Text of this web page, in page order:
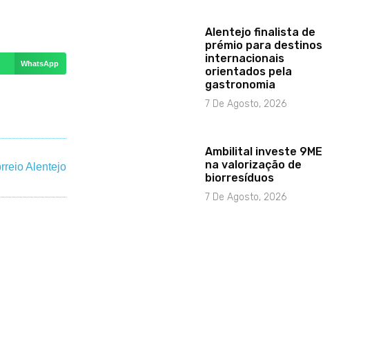
WhatsApp
Alentejo finalista de
prémio para destinos
internacionais
orientados pela
gastronomia
7 De Agosto, 2026
Ambilital investe 9ME
na valorização de
biorresíduos
7 De Agosto, 2026